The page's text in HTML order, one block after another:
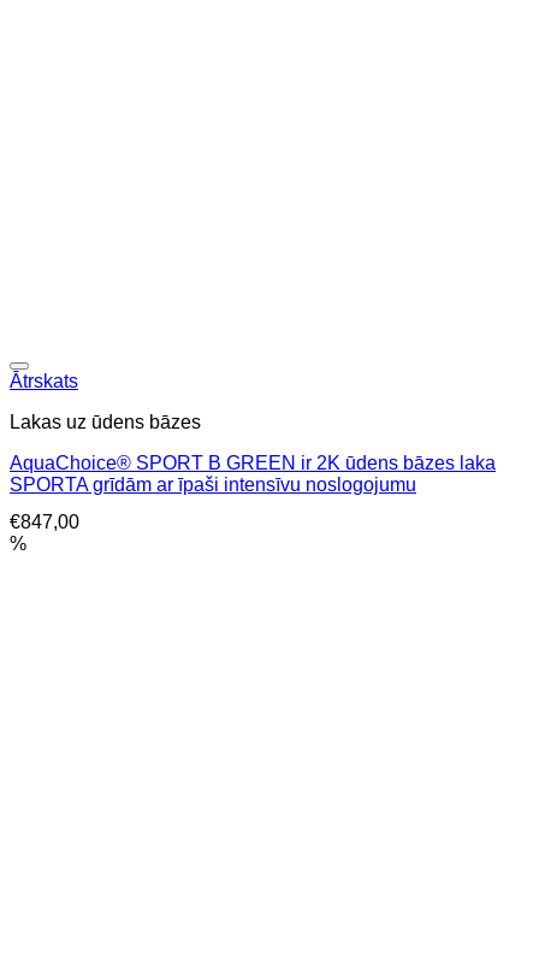
Ātrskats
Lakas uz ūdens bāzes
AquaChoice® SPORT B GREEN ir 2K ūdens bāzes laka
SPORTA grīdām ar īpaši intensīvu noslogojumu
€847,00
%